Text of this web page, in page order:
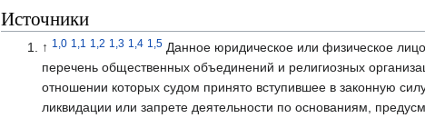
Источники
↑ 1,0 1,1 1,2 1,3 1,4 1,5 Данное юридическое или физическое
перечень общественных объединений и религиозных
отношении которых судом принято вступившее в законную
ликвидации или запрете деятельности по основаниям,